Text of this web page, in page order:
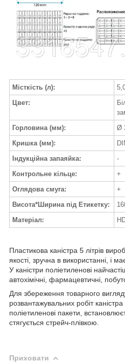
Місткість (л):
Цвет:
Горловина (мм):
Ø
Кришка (мм):
Індукційна запаяйка:
-
Контрольне кільце:
+
Оглядова смуга:
+
Висота*Ширина під Етикетку:
Матеріал:
Пластикова каністра 5 літрів
якості, зручна в використанні, і
У каністри поліетиленові
автохімічні, фармацевтичні,
Для збереження товарного
розвантажувальних робіт
поліетиленові пакети,
стягується стрейч-плівкою.
Приховати